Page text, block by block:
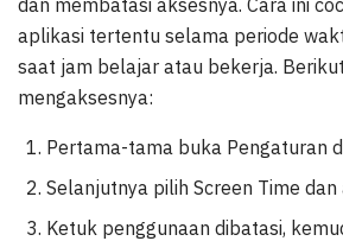
dan membatasi aksesnya. Cara ini
aplikasi tertentu selama periode
saat jam belajar atau bekerja.
mengaksesnya:
Pertama-tama buka Pengaturan
Selanjutnya pilih Screen Time
Ketuk penggunaan dibatasi,